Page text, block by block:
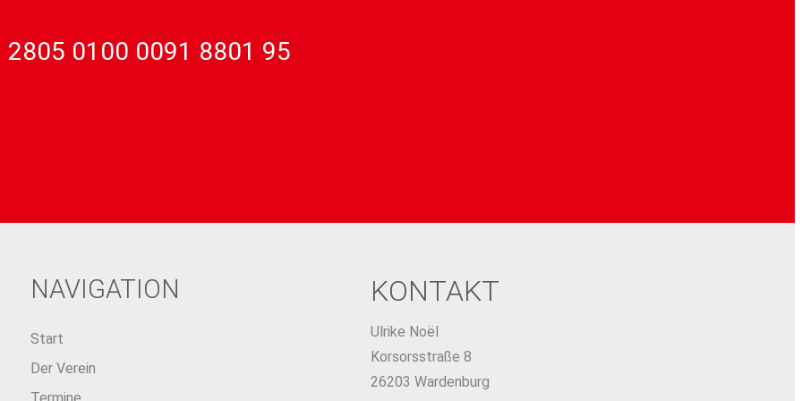
2805 0100 0091 8801 95
NAVIGATION
Start
Der Verein
KONTAKT
Ulrike Noël
Korsorsstraße 8
26203 Wardenburg